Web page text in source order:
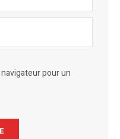
pour un